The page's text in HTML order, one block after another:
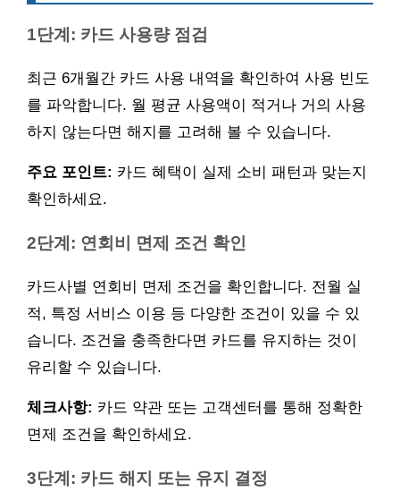
1단계: 카드 사용량 점검
최근 6개월간 카드 사용 내역을 확인하여 사용 빈도
를 파악합니다. 월 평균 사용액이 적거나 거의 사용
하지 않는다면 해지를 고려해 볼 수 있습니다.
주요 포인트: 카드 혜택이 실제 소비 패턴과 맞는지
확인하세요.
2단계: 연회비 면제 조건 확인
카드사별 연회비 면제 조건을 확인합니다. 전월 실
적, 특정 서비스 이용 등 다양한 조건이 있을 수 있
습니다. 조건을 충족한다면 카드를 유지하는 것이
유리할 수 있습니다.
체크사항: 카드 약관 또는 고객센터를 통해 정확한
면제 조건을 확인하세요.
3단계: 카드 해지 또는 유지 결정